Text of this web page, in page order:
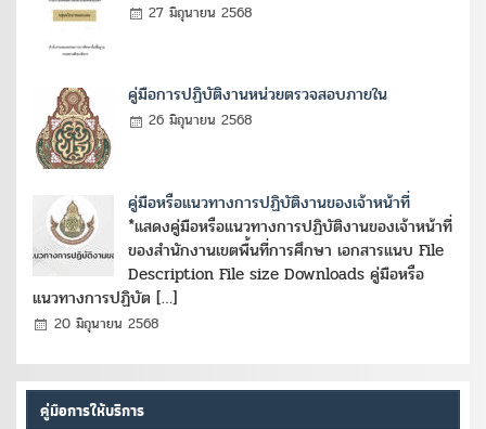
27 มิถุนายน 2568
คู่มือการปฏิบัติงานหน่วยตรวจสอบภายใน
26 มิถุนายน 2568
คู่มือหรือแนวทางการปฏิบัติงานของเจ้าหน้าที่
*แสดงคู่มือหรือแนวทางการปฏิบัติงานของเจ้าหน้าที่
ของสำนักงานเขตพื้นที่การศึกษา เอกสารแนบ File
Description File size Downloads คู่มือหรือ
แนวทางการปฏิบัต […]
20 มิถุนายน 2568
คู่มือการให้บริการ